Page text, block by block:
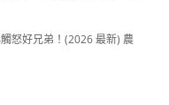
怒好兄弟！(2026 最新) 農